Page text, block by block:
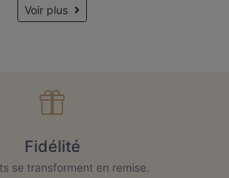
Voir plus
Fidélité
se transforment en remise.